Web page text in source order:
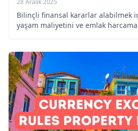
Bilinçli finansal kararlar alabilmek
yaşam maliyetini ve emlak